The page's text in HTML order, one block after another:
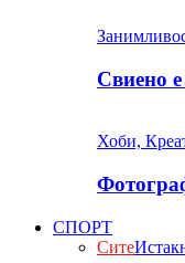
Свиено
Хоби,
СПОРТ
Сите